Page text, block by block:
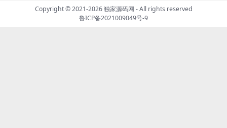
Copyright © 2021-2026独家源码网 - All rights reserved
鲁ICP备2021009049号-9